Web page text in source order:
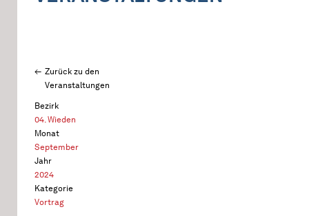
Zurück zu den
Veranstaltungen
Bezirk
04. Wieden
Monat
September
Jahr
2024
Kategorie
Vortrag